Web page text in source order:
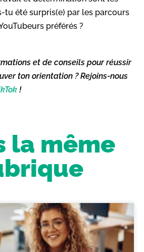
tu été surpris(e) par les parcours
préférés ?
et de conseils pour réussir
ton orientation ? Rejoins-nous
!
la même